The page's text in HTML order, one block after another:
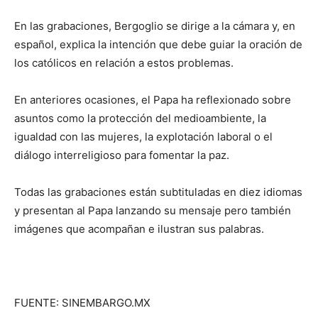
En las grabaciones, Bergoglio se dirige a la cámara y, en
español, explica la intención que debe guiar la oración de
los católicos en relación a estos problemas.
En anteriores ocasiones, el Papa ha reflexionado sobre
asuntos como la protección del medioambiente, la
igualdad con las mujeres, la explotación laboral o el
diálogo interreligioso para fomentar la paz.
Todas las grabaciones están subtituladas en diez idiomas
y presentan al Papa lanzando su mensaje pero también
imágenes que acompañan e ilustran sus palabras.
FUENTE: SINEMBARGO.MX